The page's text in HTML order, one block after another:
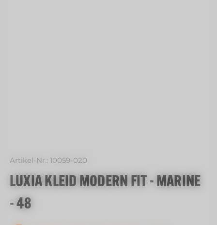
Artikel-Nr.: 10059-020
LUXIA KLEID MODERN FIT - MARINE
- 48